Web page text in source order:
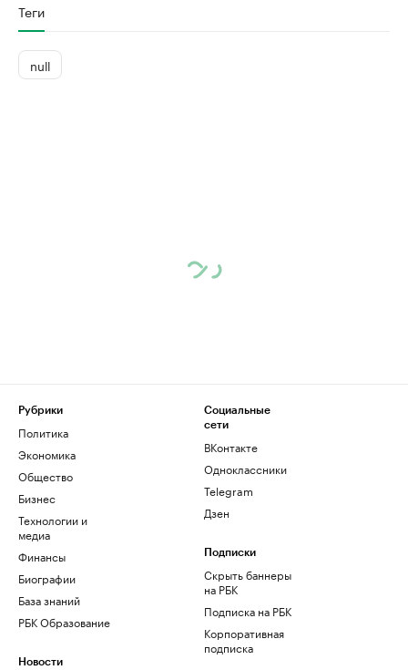
Теги
null
Рубрики
Политика
Экономика
Общество
Бизнес
Технологии и
медиа
Финансы
Биографии
База знаний
РБК Образование
Новости
Социальные
сети
ВКонтакте
Одноклассники
Telegram
Дзен
Подписки
Скрыть баннеры
на РБК
Подписка на РБК
Корпоративная
подписка